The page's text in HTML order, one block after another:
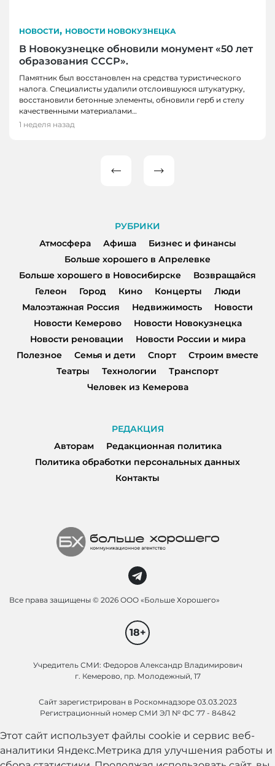
НОВОСТИ, НОВОСТИ НОВОКУЗНЕЦКА
В Новокузнецке обновили монумент «50 лет
образования СССР».
Памятник был восстановлен на средства туристического
налога. Специалисты удалили отслоившуюся штукатурку,
восстановили бетонные элементы, обновили герб и стелу
качественными материалами…
1 неделя назад
записей
РУБРИКИ
Атмосфера
Афиша
Бизнес и финансы
Больше хорошего в Апрелевке
Больше хорошего в Новосибирске
Возвращайся
Гелеон
Город Кино Концерты
Люди
Малоэтажная Россия
Недвижимость
Новости
Новости Кемерово
Новости Новокузнецка
Новости реновации
Новости России и мира
Полезное
Семья и дети Спорт
Строим вместе
Театры
Технологии
Транспорт
Человек из Кемерова
РЕДАКЦИЯ
Авторам
Редакционная политика
Политика обработки персональных данных
Контакты
Все права защищены © 2026 ООО «Больше Хорошего»
18+
Учредитель СМИ: Федоров Александр Владимирович
г. Кемерово, пр. Молодежный, 17
Сайт зарегистрирован в Роскомнадзоре 03.03.2023
Регистрационный номер СМИ ЭЛ № ФС 77 - 84842
Этот сайт использует файлы cookie и сервис веб-
аналитики Яндекс.Метрика для улучшения работы и